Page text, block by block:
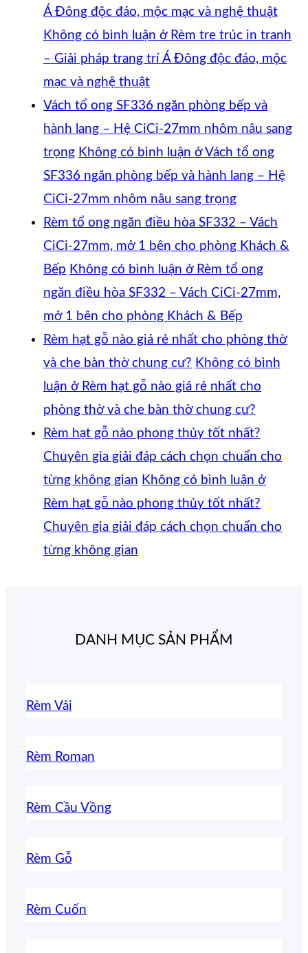
Á Đông độc đáo, mộc mạc và nghệ thuật
Không có bình luận ở Rèm tre trúc in tranh
– Giải pháp trang trí Á Đông độc đáo, mộc
mạc và nghệ thuật
Vách tổ ong SF336 ngăn phòng bếp và
hành lang – Hệ CiCi-27mm nhôm nâu sang
trọng Không có bình luận ở Vách tổ ong
SF336 ngăn phòng bếp và hành lang – Hệ
CiCi-27mm nhôm nâu sang trọng
Rèm tổ ong ngăn điều hòa SF332 – Vách
CiCi-27mm, mở 1 bên cho phòng Khách &
Bếp Không có bình luận ở Rèm tổ ong
ngăn điều hòa SF332 – Vách CiCi-27mm,
mở 1 bên cho phòng Khách & Bếp
Rèm hạt gỗ nào giá rẻ nhất cho phòng thờ
và che bàn thờ chung cư? Không có bình
luận ở Rèm hạt gỗ nào giá rẻ nhất cho
phòng thờ và che bàn thờ chung cư?
Rèm hạt gỗ nào phong thủy tốt nhất?
Chuyên gia giải đáp cách chọn chuẩn cho
từng không gian Không có bình luận ở
Rèm hạt gỗ nào phong thủy tốt nhất?
Chuyên gia giải đáp cách chọn chuẩn cho
từng không gian
DANH MỤC SẢN PHẨM
Rèm Vải
Rèm Roman
Rèm Cầu Vồng
Rèm Gỗ
Rèm Cuốn